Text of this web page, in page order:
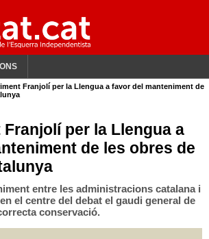
Franjolí per la Llengua a favor del manteniment de
Franjolí per la Llengua a
de les obres de
entre les administracions catalana i
el centre del debat el gaudi general de
conservació.